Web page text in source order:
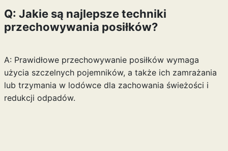
Q: Jakie są najlepsze techniki
przechowywania posiłków?
A: Prawidłowe przechowywanie posiłków wymaga
użycia szczelnych pojemników, a także ich zamrażania
lub trzymania w lodówce dla zachowania świeżości i
redukcji odpadów.